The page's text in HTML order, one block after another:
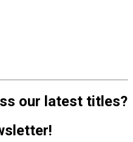
our latest titles?